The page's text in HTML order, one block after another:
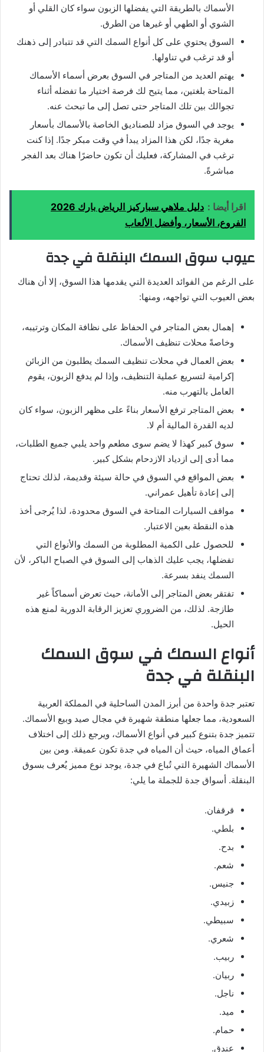
الأسماك بالطريقة التي يفضلها الزبون سواء كان القلي أو
الشوي أو الطهي أو غيرها من الطرق.
السوق يحتوي على كل أنواع السمك التي قد تتبادر إلى ذهنك
أو قد ترغب في تناولها.
يهتم العديد من المتاجر في السوق بعرض أسماء الأسماك
المتاحة بلغتين، مما يتيح لك فرصة اختيار ما تفضله أثناء
تجوالك بين تلك المتاجر حتى تصل إلى ما تبحث عنه.
يوجد في السوق مزاد للصناديق الخاصة بالأسماك بأسعار
مغرية جدًا، لكن هذا المزاد يبدأ في وقت مبكر جدًا. إذا كنت
ترغب في المشاركة، فعليك أن تكون حاضرًا هناك بعد الفجر
مباشرةً.
اقرا أيضا :
دليل ملاهي سباركيز الرياض بارك 2026
الفروع، الأسعار، وأفضل الألعاب
عيوب سوق السمك البنقلة في جدة
على الرغم من الفوائد العديدة التي يقدمها هذا السوق، إلا أن هناك
بعض العيوب التي تواجهه، ومنها:
إهمال بعض المتاجر في الحفاظ على نظافة المكان وترتيبه،
وخاصةً محلات تنظيف الأسماك.
بعض العمال في محلات تنظيف السمك يطلبون من الزبائن
إكرامية لتسريع عملية التنظيف، وإذا لم يدفع الزبون، يقوم
العامل بالتهرب منه.
بعض المتاجر ترفع الأسعار بناءً على مظهر الزبون، سواء كان
لديه القدرة المالية أم لا.
سوق كبير كهذا لا يضم سوى مطعم واحد يلبي جميع الطلبات،
مما أدى إلى ازدياد الازدحام بشكل كبير.
بعض المواقع في السوق في حالة سيئة وقديمة، لذلك تحتاج
إلى إعادة تأهيل عمراني.
مواقف السيارات المتاحة في السوق محدودة، لذا يُرجى أخذ
هذه النقطة بعين الاعتبار.
للحصول على الكمية المطلوبة من السمك والأنواع التي
تفضلها، يجب عليك الذهاب إلى السوق في الصباح الباكر، لأن
السمك ينفد بسرعة.
تفتقر بعض المتاجر إلى الأمانة، حيث تعرض أسماكاً غير
طازجة. لذلك، من الضروري تعزيز الرقابة الدورية لمنع هذه
الحيل.
أنواع السمك في سوق السمك
البنقلة في جدة
تعتبر جدة واحدة من أبرز المدن الساحلية في المملكة العربية
السعودية، مما جعلها منطقة شهيرة في مجال صيد وبيع الأسماك.
تتميز جدة بتنوع كبير في أنواع الأسماك، ويرجع ذلك إلى اختلاف
أعماق المياه، حيث أن المياه في جدة تكون عميقة. ومن بين
الأسماك الشهيرة التي تُباع في جدة، يوجد نوع مميز يُعرف بسوق
البنقلة. أسواق جدة للجملة ما يلي:
قرقفان.
بلطي.
بدح.
شعم.
جنيس.
زبيدي.
سبيطي.
شعري.
ربيب.
ربيان.
ناجل.
ميد.
حمام.
عندق.